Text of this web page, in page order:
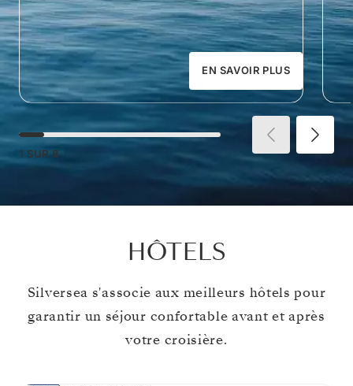
EN SAVOIR PLUS
1 SUR 8
HÔTELS
Silversea s'associe aux meilleurs hôtels pour
garantir un séjour confortable avant et après
votre croisière.